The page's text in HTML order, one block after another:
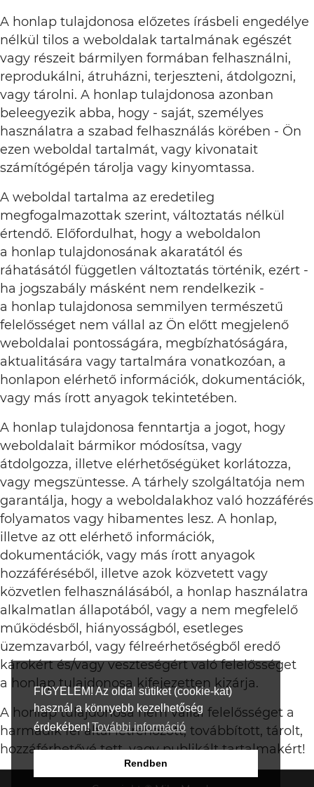
FIGYELEM! Az oldal sütiket (cookie-kat)
használ a könnyebb kezelhetőség
érdekében!További információ
Rendben
A honlap tulajdonosa előzetes írásbeli engedélye
nélkül tilos a weboldalak tartalmának egészét
vagy részeit bármilyen formában felhasználni,
reprodukálni, átruházni, terjeszteni, átdolgozni,
vagy tárolni. A honlap tulajdonosa azonban
beleegyezik abba, hogy - saját, személyes
használatra a szabad felhasználás körében - Ön
ezen weboldal tartalmát, vagy kivonatait
számítógépén tárolja vagy kinyomtassa.
A weboldal tartalma az eredetileg
megfogalmazottak szerint, változtatás nélkül
értendő. Előfordulhat, hogy a weboldalon
a honlap tulajdonosának akaratától és
ráhatásától független változtatás történik, ezért -
ha jogszabály másként nem rendelkezik -
a honlap tulajdonosa semmilyen természetű
felelősséget nem vállal az Ön előtt megjelenő
weboldalai pontosságára, megbízhatóságára,
aktualitására vagy tartalmára vonatkozóan, a
honlapon elérhető információk, dokumentációk,
vagy más írott anyagok tekintetében.
A honlap tulajdonosa fenntartja a jogot, hogy
weboldalait bármikor módosítsa, vagy
átdolgozza, illetve elérhetőségüket korlátozza,
vagy megszüntesse. A tárhely szolgáltatója nem
garantálja, hogy a weboldalakhoz való hozzáférés
folyamatos vagy hibamentes lesz. A honlap,
illetve az ott elérhető információk,
dokumentációk, vagy más írott anyagok
hozzáféréséből, illetve azok közvetett vagy
közvetlen felhasználásából, a honlap használatra
alkalmatlan állapotából, vagy a nem megfelelő
működésből, hiányosságból, esetleges
üzemzavarból, vagy félreérhetőségből eredő
károkért és/vagy veszteségért való felelősséget
a honlap tulajdonosa kifejezetten kizárja.
A honlap tulajdonosa nem vállal felelősséget a
harmadik fél által létrehozott, továbbított, tárolt,
hozzáférhetővé tett, vagy publikált tartalmakért!